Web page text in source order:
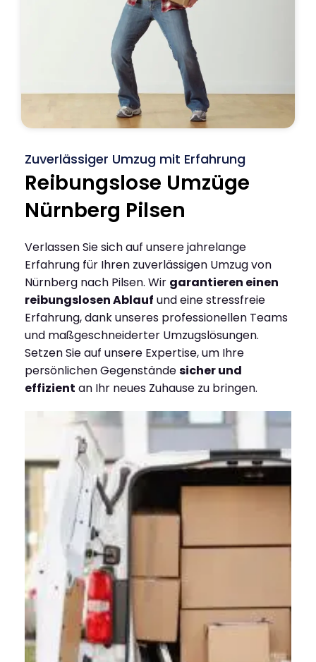
Zuverlässiger Umzug mit Erfahrung
Reibungslose Umzüge
Nürnberg Pilsen
Verlassen Sie sich auf unsere jahrelange
Erfahrung für Ihren zuverlässigen Umzug von
Nürnberg nach Pilsen. Wir garantieren einen
reibungslosen Ablauf und eine stressfreie
Erfahrung, dank unseres professionellen Teams
und maßgeschneiderter Umzugslösungen.
Setzen Sie auf unsere Expertise, um Ihre
persönlichen Gegenständesicher und
effizient an Ihr neues Zuhause zu bringen.